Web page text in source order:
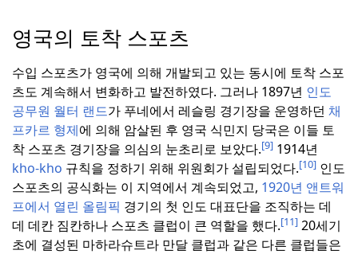
영국의 토착 스포츠
수입 스포츠가 영국에 의해 개발되고 있는 동시에 토착 스포
츠도 계속해서 변화하고 발전하였다. 그러나 1897년 인도
공무원 월터 랜드가 푸네에서 레슬링 경기장을 운영하던 채
프카르 형제에 의해 암살된 후 영국 식민지 당국은 이들 토
착 스포츠 경기장을 의심의 눈초리로 보았다.[9] 1914년
kho-kho 규칙을 정하기 위해 위원회가 설립되었다.[10] 인도
스포츠의 공식화는 이 지역에서 계속되었고, 1920년 앤트워
프에서 열린 올림픽 경기의 첫 인도 대표단을 조직하는 데
데 데칸 짐칸하나 스포츠 클럽이 큰 역할을 했다.[11] 20세기
초에 결성된 마하라슈트라 만달 클럽과 같은 다른 클럽들은